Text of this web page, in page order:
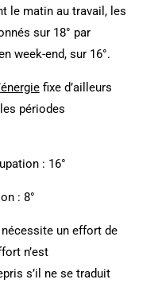
le matin au travail, les
sur 18° par
week-end, sur 16°.
fixe d’ailleurs
périodes
: 16°
: 8°
un effort de
n’est
s’il ne se traduit